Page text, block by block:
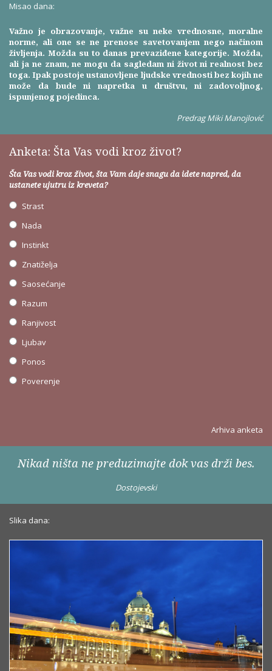
Misao dana:
Važno je obrazovanje, važne su neke vrednosne, moralne
norme, ali one se ne prenose savetovanjem nego načinom
življenja. Možda su to danas prevaziđene kategorije. Možda,
ali ja ne znam, ne mogu da sagledam ni život ni realnost bez
toga. Ipak postoje ustanovljene ljudske vrednosti bez kojih ne
može da bude ni napretka u društvu, ni zadovoljnog,
ispunjenog pojedinca.
Predrag Miki Manojlović
Anketa: Šta Vas vodi kroz život?
Šta Vas vodi kroz život, šta Vam daje snagu da idete napred, da
ustanete ujutru iz kreveta?
Strast
Nada
Instinkt
Znatiželja
Saosećanje
Razum
Ranjivost
Ljubav
Ponos
Poverenje
Arhiva anketa
Nikad ništa ne preduzimajte dok vas drži bes.
Dostojevski
Slika dana: